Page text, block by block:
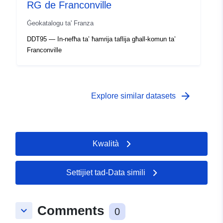
RG de Franconville
Ġeokatalogu ta' Franza
DDT95 — In-nefħa ta’ ħamrija taflija għall-komun ta’
Franconville
Explore similar datasets arrow_forward
Kwalità
Settijiet tad-Data simili
keyboard_arrow_down Comments 0